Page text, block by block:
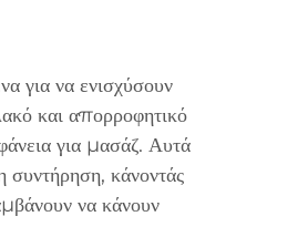
για να ενισχύσουν
και απορροφητικό
για μασάζ. Αυτά
συντήρηση, κάνοντάς
να κάνουν